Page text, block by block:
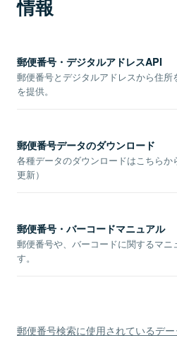
情報
郵便番号・デジタルアドレスAPI
郵便番号とデジタルアドレスから住所
を提供。
郵便番号データのダウンロード
各種データのダウンロードはこちらか
更新）
郵便番号・バーコードマニュアル
郵便番号や、バーコードに関するマニ
す。
郵便番号検索に使用されているデ